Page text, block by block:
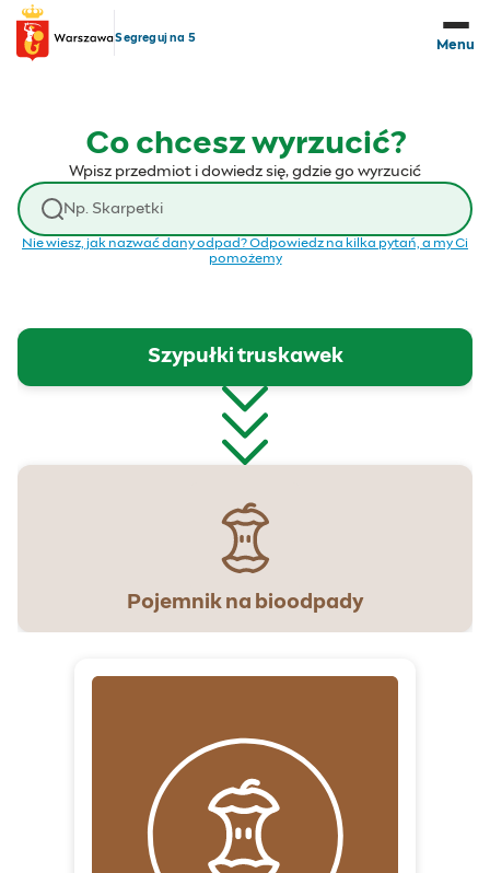
Przejdź do treści
Segreguj na 5
Menu
Co chcesz wyrzucić?
Wpisz przedmiot i dowiedz się, gdzie go wyrzucić
Wyszukaj odpad
Nie wiesz, jak nazwać dany odpad? Odpowiedz na kilka pytań, a my Ci
pomożemy
Szypułki truskawek
Pojemnik na bioodpady